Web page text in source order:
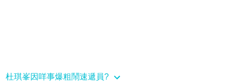
杜琪峯因咩事爆粗鬧速遞員?